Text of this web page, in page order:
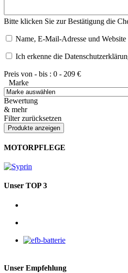
Bitte klicken Sie zur Bestätigung die
Name, E-Mail-Adresse und
Ich erkenne die
Preis von - bis : 0 - 209 €
Marke
Bewertung
& mehr
Filter zurücksetzen
MOTORPFLEGE
Unser TOP 3
Unser Empfehlung